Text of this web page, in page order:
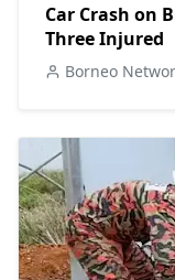
Car Crash on
Three Injured
Borneo